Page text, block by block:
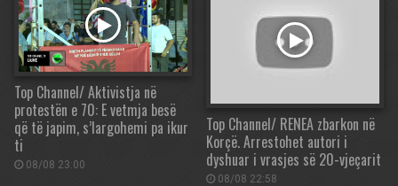
Top Channel/ Aktivistja në
protestën e 70: E vetmja besë
që të japim, s’largohemi pa ikur
ti
08/08 23:00
Top Channel/ RENEA zbarkon në
Korçë. Arrestohet autori i
dyshuar i vrasjes së 20-vjeçarit
08/08 22:58